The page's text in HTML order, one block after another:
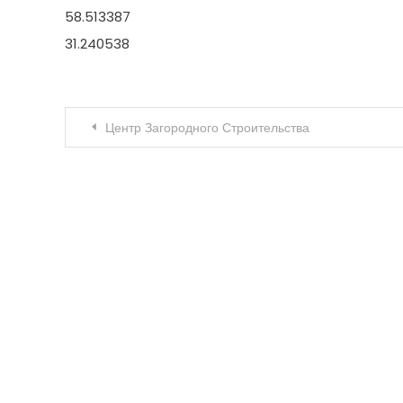
58.513387
31.240538
Навигация по записям
Центр Загородного Строительства